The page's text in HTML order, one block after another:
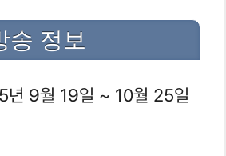
송 정보
년 9월 19일 ~ 10월 25일